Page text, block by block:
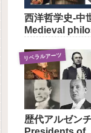
西洋哲学史-中
Medieval
リベラルアーツ
歴代アルゼン